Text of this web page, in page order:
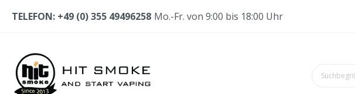
TELEFON: +49 (0) 355 49496258 Mo.-Fr. von 9:00 bis 18:00 Uhr